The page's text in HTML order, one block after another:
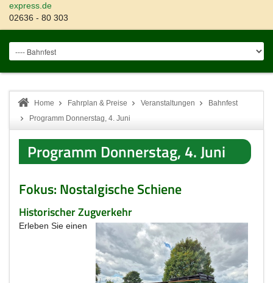
express.de
02636 - 80 303
Home Fahrplan & Preise Veranstaltungen
Bahnfest
Programm Donnerstag, 4. Juni
Programm Donnerstag, 4. Juni
Fokus: Nostalgische Schiene
Historischer Zugverkehr
Erleben Sie einen